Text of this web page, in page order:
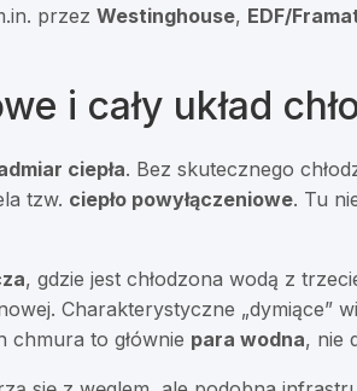
przez Westinghouse, EDF/
i cały układ
ciepła. Bez skutecznego
tzw. ciepło powyłączeniowe. Tu
, gdzie jest chłodzona wodą z
Charakterystyczne „dymiące”
chmura to głównie para wodna, nie